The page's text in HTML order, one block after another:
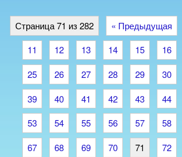
Страница 71 из 282 « Предыдущая
11
12 13 14 15 16
25
26 27 28 29 30
39
40 41 42 43 44
53
54 55 56 57 58
67
68 69 70 71 72